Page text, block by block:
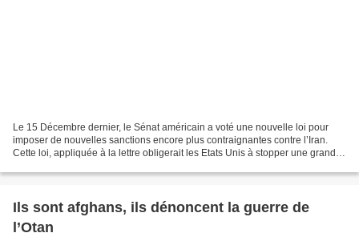
Le 15 Décembre dernier, le Sénat américain a voté une nouvelle loi pour
imposer de nouvelles sanctions encore plus contraignantes contre l’Iran.
Cette loi, appliquée à la lettre obligerait les Etats Unis à stopper une grande
Ils sont afghans, ils dénoncent la guerre de
l’Otan